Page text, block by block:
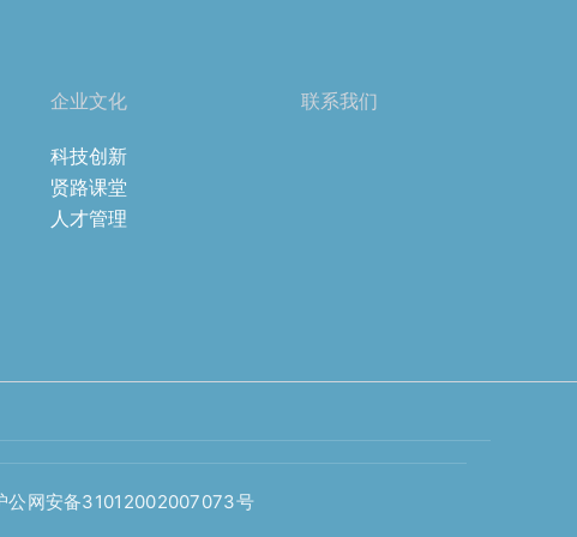
企业文化
科技创新
贤路课堂
人才管理
联系我们
公网安备31012002007073号